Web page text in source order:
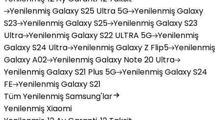
YenilenmişGalaxy S25 Ultra 5G YenilenmişGalaxy
S23 YenilenmişGalaxy S25 YenilenmişGalaxy S23
Ultra YenilenmişGalaxy S22 ULTRA 5G Yenilenmiş
Galaxy S24 Ultra YenilenmişGalaxy Z Flip5 Yenilenmiş
Galaxy A02 YenilenmişGalaxy Note 20 Ultra
YenilenmişGalaxy S21 Plus 5G YenilenmişGalaxy S24
FE YenilenmişGalaxy S21
Tüm Yenilenmiş Samsung'lar
Yenilenmiş Xiaomi